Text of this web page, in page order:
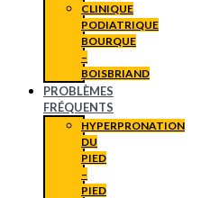
CLINIQUE
PODIATRIQUE
BOURQUE
–
BOISBRIAND
PROBLÈMES
FRÉQUENTS
HYPERPRONATION
DU
PIED
–
PIED